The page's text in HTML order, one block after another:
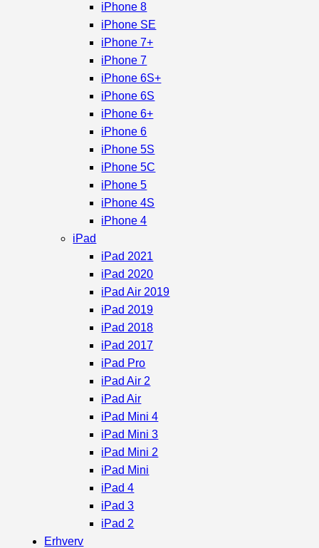
iPhone 8
iPhone SE
iPhone 7+
iPhone 7
iPhone 6S+
iPhone 6S
iPhone 6+
iPhone 6
iPhone 5S
iPhone 5C
iPhone 5
iPhone 4S
iPhone 4
iPad
iPad 2021
iPad 2020
iPad Air 2019
iPad 2019
iPad 2018
iPad 2017
iPad Pro
iPad Air 2
iPad Air
iPad Mini 4
iPad Mini 3
iPad Mini 2
iPad Mini
iPad 4
iPad 3
iPad 2
Erhverv